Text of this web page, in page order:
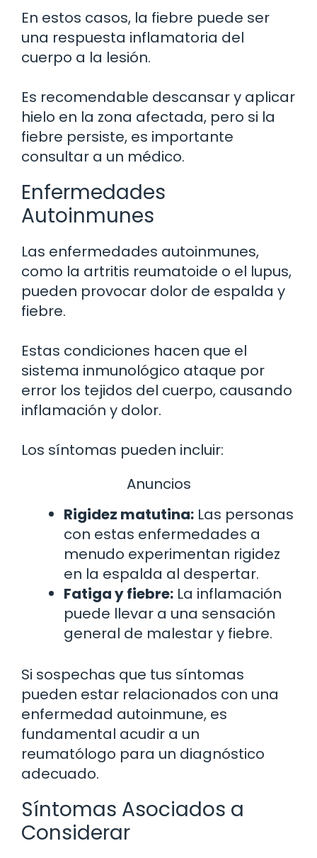
En estos casos, la fiebre puede ser
una respuesta inflamatoria del
cuerpo a la lesión.
Es recomendable descansar y aplicar
hielo en la zona afectada, pero si la
fiebre persiste, es importante
consultar a un médico.
Enfermedades
Autoinmunes
Las enfermedades autoinmunes,
como la artritis reumatoide o el lupus,
pueden provocar dolor de espalda y
fiebre.
Estas condiciones hacen que el
sistema inmunológico ataque por
error los tejidos del cuerpo, causando
inflamación y dolor.
Los síntomas pueden incluir:
Anuncios
Rigidez matutina: Las personas
con estas enfermedades a
menudo experimentan rigidez
en la espalda al despertar.
Fatiga y fiebre: La inflamación
puede llevar a una sensación
general de malestar y fiebre.
Si sospechas que tus síntomas
pueden estar relacionados con una
enfermedad autoinmune, es
fundamental acudir a un
reumatólogo para un diagnóstico
adecuado.
Síntomas Asociados a
Considerar